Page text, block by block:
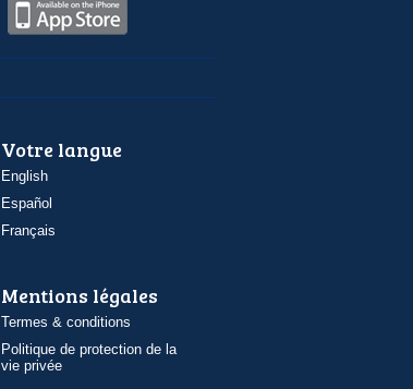
Votre langue
English
Español
Français
Mentions légales
Termes & conditions
Politique de protection de la
vie privée